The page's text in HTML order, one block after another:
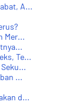
A...
Mer...
Te...
...
d...